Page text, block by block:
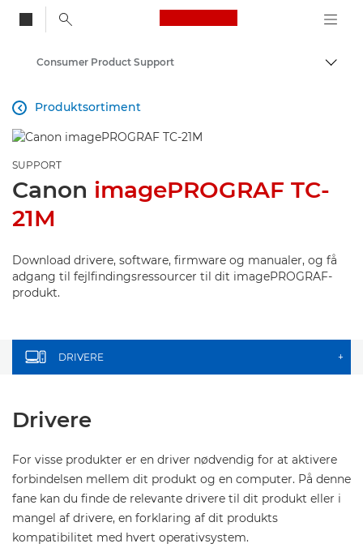
Canon Logo, back
Skift
Consumer Product Support
Produktsortiment

SUPPORT
Canon imagePROGRAF TC-
21M
Download drivere, software, firmware og manualer, og få
adgang til fejlfindingsressourcer til dit imagePROGRAF-
produkt.
DRIVERE +
Drivere
For visse produkter er en driver nødvendig for at aktivere
forbindelsen mellem dit produkt og en computer. På denne
fane kan du finde de relevante drivere til dit produkt eller i
mangel af drivere, en forklaring af dit produkts
kompatibilitet med hvert operativsystem.